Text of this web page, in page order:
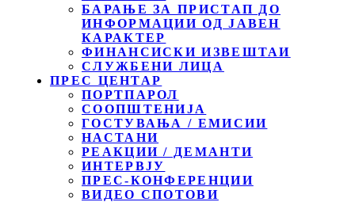
БАРАЊЕ ЗА ПРИСТАП ДО
ИНФОРМАЦИИ ОД ЈАВЕН
КАРАКТЕР
ФИНАНСИСКИ ИЗВЕШТАИ
СЛУЖБЕНИ ЛИЦА
ПРЕС ЦЕНТАР
ПОРТПАРОЛ
СООПШТЕНИЈА
ГОСТУВАЊА / ЕМИСИИ
НАСТАНИ
РЕАКЦИИ / ДЕМАНТИ
ИНТЕРВЈУ
ПРЕС-КОНФЕРЕНЦИИ
ВИДЕО СПОТОВИ